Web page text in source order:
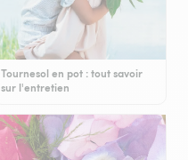
Tournesol en pot : tout savoir
sur l'entretien